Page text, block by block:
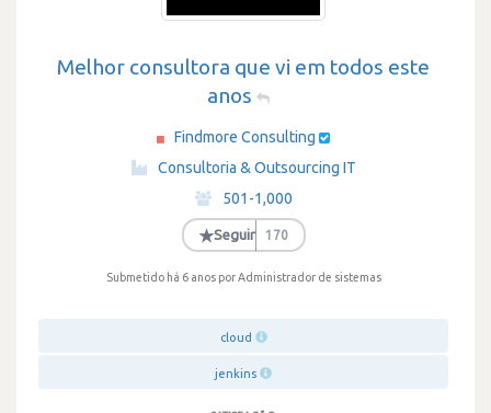
Melhor consultora que vi em todos este
anos
Findmore Consulting
·
Consultoria & Outsourcing IT
·
501-1,000
·
★Seguir 170
Submetido há 6 anos por Administrador de sistemas
cloud
jenkins